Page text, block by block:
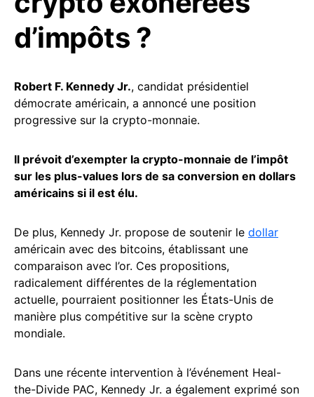
d’impôts ?
Robert F. Kennedy Jr., candidat présidentiel
démocrate américain, a annoncé une position
progressive sur la crypto-monnaie.
Il prévoit d’exempter la crypto-monnaie de l’impôt
sur les plus-values lors de sa conversion en dollars
américains si il est élu.
De plus, Kennedy Jr. propose de soutenir le dollar
américain avec des bitcoins, établissant une
comparaison avec l’or. Ces propositions,
radicalement différentes de la réglementation
actuelle, pourraient positionner les États-Unis de
manière plus compétitive sur la scène crypto
mondiale.
Dans une récente intervention à l’événement Heal-
the-Divide PAC, Kennedy Jr. a également exprimé son